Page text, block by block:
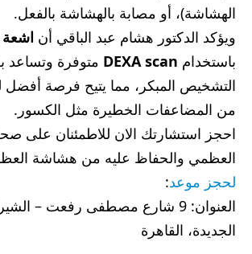
الهشاشة)، أو مصابة بالهشاشة بالفعل.
ويؤكد الدكتور هشام عبد الباقي أن
باستخدام
متوفرة
التشخيص المبكر، مما يتيح فرصة أفضل
من المضاعفات الخطيرة مثل الكسور.
احجز استشارتك الان للاطمئنان على
العظمي والحفاظ عليه من هشاشة
لحجز موعد:
العنوان: 9 شارع مصطفى رفعت –
الجديدة، القاهرة